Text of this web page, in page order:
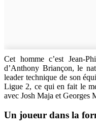
Cet homme c’est Jean-
d’Anthony Briançon, le
leader technique de son
Ligue 2, ce qui en fait le
avec Josh Maja et Georges
Un joueur dans la